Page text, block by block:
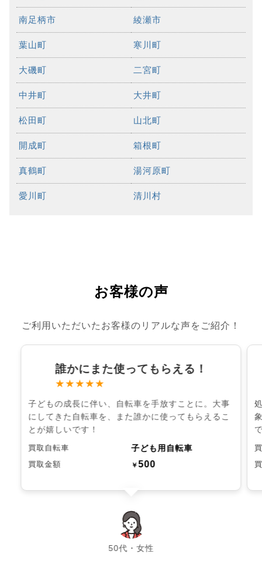
南足柄市 綾瀬市
葉山町 寒川町
大磯町 二宮町
中井町 大井町
松田町 山北町
開成町 箱根町
真鶴町 湯河原町
愛川町 清川村
お客様の声
ご利用いただいたお客様のリアルな声をご紹介！
誰かにまた使ってもらえる！
★★★★★
子どもの成長に伴い、自転車を手放すことに。大事
にしてきた自転車を、また誰かに使ってもらえるこ
とが嬉しいです！
買取自転車 子ども用自転車
買取金額 ￥500
50代・女性
chevron_left chevron_right